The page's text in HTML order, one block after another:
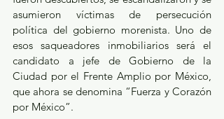
asumieron víctimas de persecución
política del gobierno morenista. Uno de
esos saqueadores inmobiliarios será el
candidato a jefe de Gobierno de la
Ciudad por el Frente Amplio por México,
que ahora se denomina “Fuerza y Corazón
por México”.